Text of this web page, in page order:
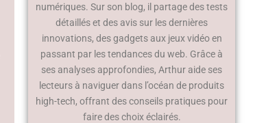
numériques. Sur son blog, il partage des tests
détaillés et des avis sur les dernières
innovations, des gadgets aux jeux vidéo en
passant par les tendances du web. Grâce à
ses analyses approfondies, Arthur aide ses
lecteurs à naviguer dans l’océan de produits
high-tech, offrant des conseils pratiques pour
faire des choix éclairés.